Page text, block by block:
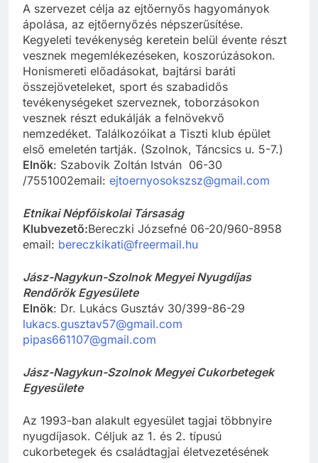
A szervezet célja az ejtőernyős hagyományok
ápolása, az ejtőernyőzés népszerűsítése.
Kegyeleti tevékenység keretein belül évente részt
vesznek megemlékezéseken, koszorúzásokon.
Honismereti előadásokat, bajtársi baráti
összejöveteleket, sport és szabadidős
tevékenységeket szerveznek, toborzásokon
vesznek részt edukálják a felnövekvő
nemzedéket. Találkozóikat a Tiszti klub épület
első emeletén tartják. (Szolnok, Táncsics u. 5-7.)
Elnök: Szabovik Zoltán István 06-30
/7551002email: ejtoernyosokszsz@gmail.com
Etnikai Népfőiskolai Társaság
Klubvezető:Bereczki Józsefné 06-20/960-8958
email: bereczkikati@freermail.hu
Jász-Nagykun-Szolnok Megyei Nyugdíjas
Rendőrök Egyesülete
Elnök: Dr. Lukács Gusztáv 30/399-86-29
lukacs.gusztav57@gmail.com
pipas661107@gmail.com
Jász-Nagykun-Szolnok Megyei Cukorbetegek
Egyesülete
Az 1993-ban alakult egyesület tagjai többnyire
nyugdíjasok. Céljuk az 1. és 2. típusú
cukorbetegek és családtagjai életvezetésének